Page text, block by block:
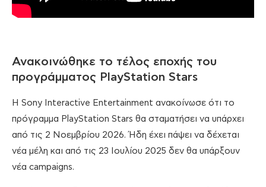
Ανακοινώθηκε το τέλος εποχής του
προγράμματος PlayStation Stars
Η Sony Interactive Entertainment ανακοίνωσε ότι το
πρόγραμμα PlayStation Stars θα σταματήσει να υπάρχει
από τις 2 Νοεμβρίου 2026. Ήδη έχει πάψει να δέχεται
νέα μέλη και από τις 23 Ιουλίου 2025 δεν θα υπάρξουν
νέα campaigns.